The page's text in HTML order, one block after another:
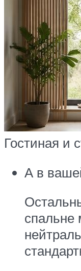
Гостиная и
А в
спальне